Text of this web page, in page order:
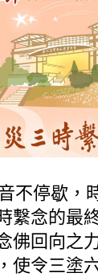
不停歇，
繫念的最
佛回向之
使令三塗